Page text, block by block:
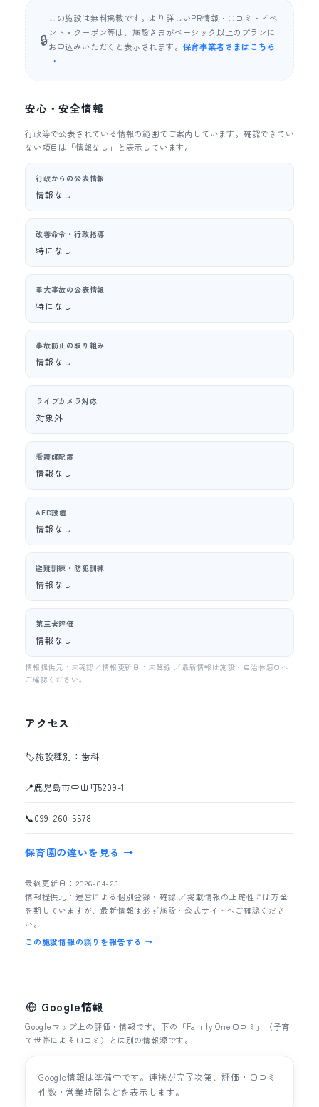
🔒
この施設は無料掲載です。より詳しいPR情報・口コミ・イベ
ント・クーポン等は、施設さまがベーシック以上のプランに
お申込みいただくと表示されます。 保育事業者さまはこちら
→
安心・安全情報
行政等で公表されている情報の範囲でご案内しています。確認できてい
ない項目は「情報なし」と表示しています。
行政からの公表情報
情報なし
改善命令・行政指導
特になし
重大事故の公表情報
特になし
事故防止の取り組み
情報なし
ライブカメラ対応
対象外
看護師配置
情報なし
AED設置
情報なし
避難訓練・防犯訓練
情報なし
第三者評価
情報なし
情報提供元：未確認／情報更新日：未登録 ／最新情報は施設・自治体窓口へ
ご確認ください。
アクセス
🏷️施設種別：歯科
📍鹿児島市中山町5209-1
📞099-260-5578
保育園の違いを見る →
最終更新日：2026-04-23
情報提供元：運営による個別登録・確認 ／掲載情報の正確性には万全
を期していますが、最新情報は必ず施設・公式サイトへご確認くださ
い。
この施設情報の誤りを報告する →
Google情報
Googleマップ上の評価・情報です。下の「Family One口コミ」（子育
て世帯による口コミ）とは別の情報源です。
Google情報は準備中です。連携が完了次第、評価・口コミ
件数・営業時間などを表示します。